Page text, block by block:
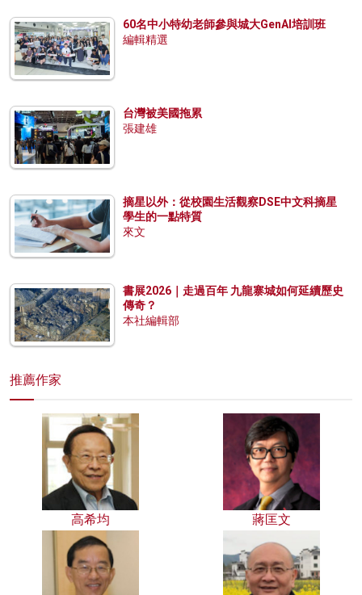
60名中小特幼老師參與城大GenAI培訓班
編輯精選
台灣被美國拖累
張建雄
摘星以外：從校園生活觀察DSE中文科摘星
學生的一點特質
來文
書展2026｜走過百年 九龍寨城如何延續歷史
傳奇？
本社編輯部
推薦作家
高希均 蔣匡文